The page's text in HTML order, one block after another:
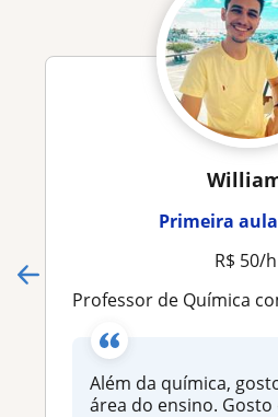
Primeira
R$ 50/h
Professor de Química com experiência na área oferece aulas particulares para diversos níveis de ensino (ensino
Além da química,
área do ensino.